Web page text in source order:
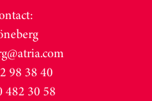
98 38 40
482 30 58